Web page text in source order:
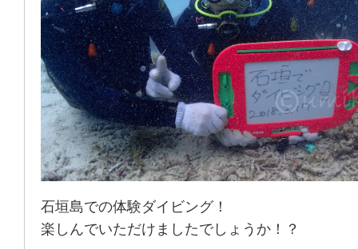
石垣島での体験ダイビング！
楽しんでいただけましたでしょうか！？